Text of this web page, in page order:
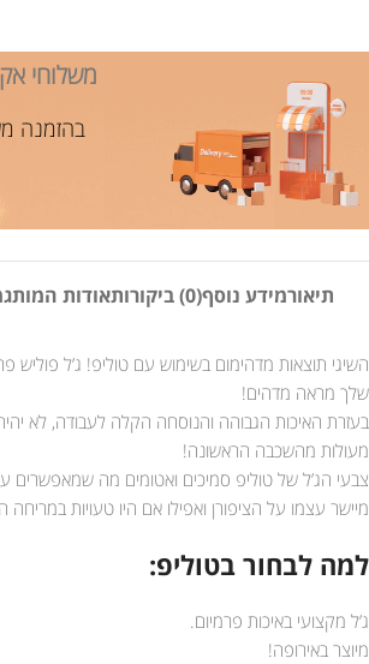
משלוחי
בהזמנה מעל
תיאורמידע נוסף(0) ביקורות אודות המותג
השיגי תוצאות מדהימום בשימוש עם טוליפ! ג’ל פוליש
שלך מראה מדהים!
בעזרת האיכות הגבוהה והנוסחה הקלה לעבודה, לא
מעולות מהשכבה הראשונה!
צבעי הג’ל של טוליפ סמיכים ואטומים מה שמאפשרים
מיישר עצמו על הציפורן ואפילו אם היו טעויות
למה לבחור בטוליפ:
ג’ל מקצועי באיכות פרמיום.
מיוצר באירופה!